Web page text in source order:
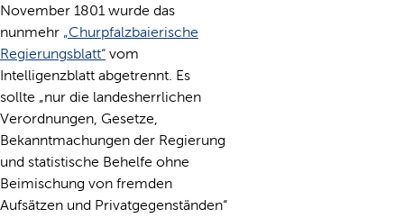
November 1801 wurde das
nunmehr „Churpfalzbaierische
Regierungsblatt“ vom
Intelligenzblatt abgetrennt. Es
sollte „nur die landesherrlichen
Verordnungen, Gesetze,
Bekanntmachungen der Regierung
und statistische Behelfe ohne
Beimischung von fremden
Aufsätzen und Privatgegenständen“